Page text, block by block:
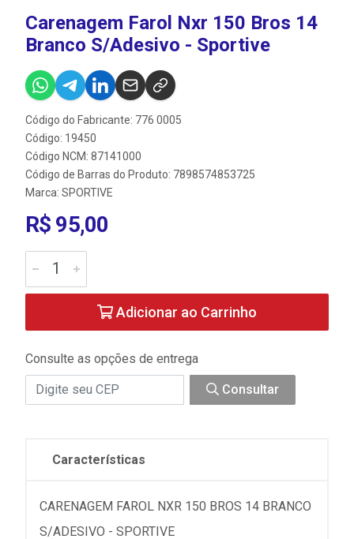
Carenagem Farol Nxr 150 Bros 14
Branco S/Adesivo - Sportive
Código do Fabricante: 776 0005
Código: 19450
Código NCM: 87141000
Código de Barras do Produto: 7898574853725
Marca: SPORTIVE
R$ 95,00
Adicionar ao Carrinho
Consulte as opções de entrega
Consultar
Características
CARENAGEM FAROL NXR 150 BROS 14 BRANCO
S/ADESIVO - SPORTIVE